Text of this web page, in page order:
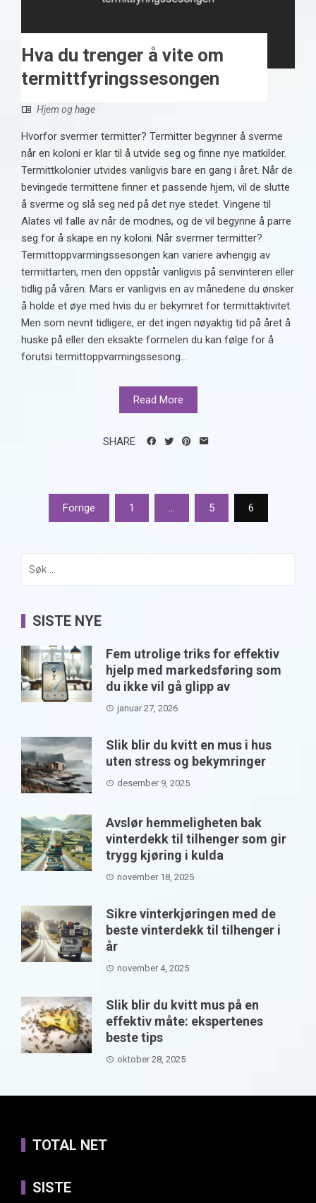
Hva du trenger å vite om
termittfyringssesongen
Hjem og hage
Hvorfor svermer termitter? Termitter begynner å sverme
når en koloni er klar til å utvide seg og finne nye matkilder.
Termittkolonier utvides vanligvis bare en gang i året. Når de
bevingede termittene finner et passende hjem, vil de slutte
å sverme og slå seg ned på det nye stedet. Vingene til
Alates vil falle av når de modnes, og de vil begynne å parre
seg for å skape en ny koloni. Når svermer termitter?
Termittoppvarmingssesongen kan variere avhengig av
termittarten, men den oppstår vanligvis på senvinteren eller
tidlig på våren. Mars er vanligvis en av månedene du ønsker
å holde et øye med hvis du er bekymret for termittaktivitet.
Men som nevnt tidligere, er det ingen nøyaktig tid på året å
huske på eller den eksakte formelen du kan følge for å
forutsi termittoppvarmingssesong...
Read More
SHARE
Sidepaginering
Forrige 1 … 5 6
etter:
SISTE NYE
Fem utrolige triks for effektiv
hjelp med markedsføring som
du ikke vil gå glipp av
januar 27, 2026
Slik blir du kvitt en mus i hus
uten stress og bekymringer
desember 9, 2025
Avslør hemmeligheten bak
vinterdekk til tilhenger som gir
trygg kjøring i kulda
november 18, 2025
Sikre vinterkjøringen med de
beste vinterdekk til tilhenger i
år
november 4, 2025
Slik blir du kvitt mus på en
effektiv måte: ekspertenes
beste tips
oktober 28, 2025
TOTAL NET
SISTE